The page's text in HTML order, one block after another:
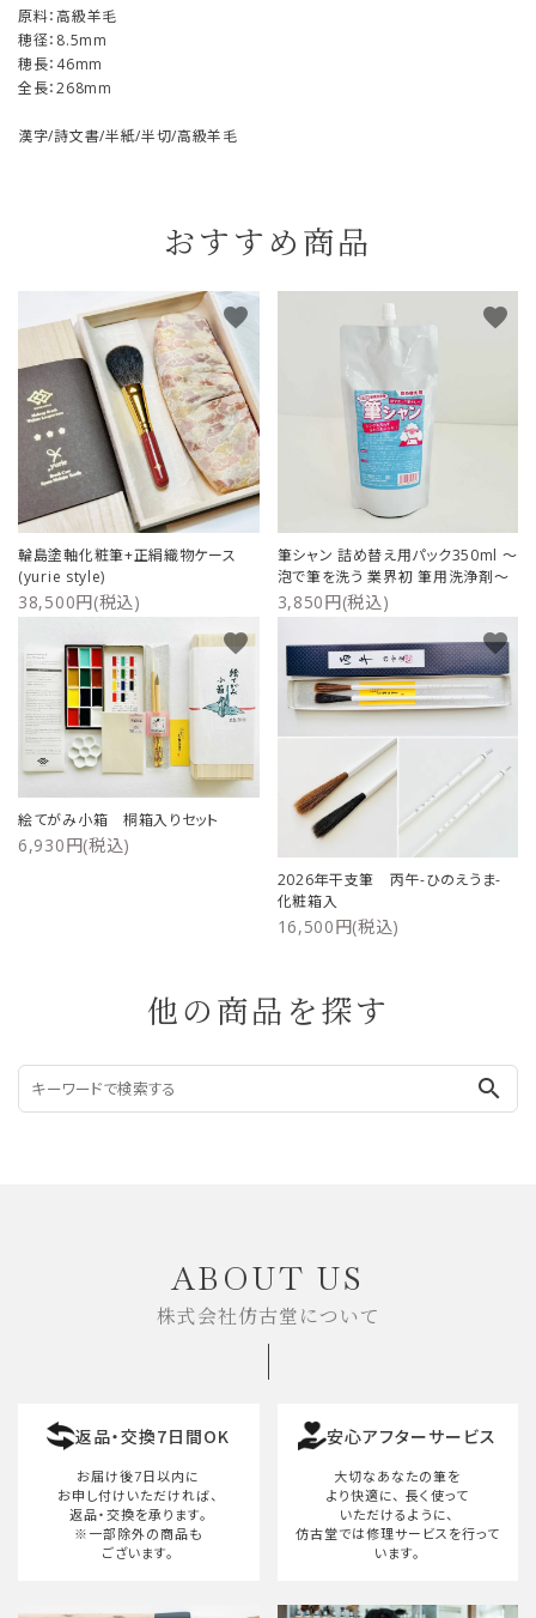
原料：高級羊毛
穂径：8.5mm
穂長：46mm
全長：268mm
漢字/詩文書/半紙/半切/高級羊毛
おすすめ商品
輪島塗軸化粧筆+正絹織物ケース
(yurie style)
38,500円(税込)
favorite
筆シャン 詰め替え用パック350ml ～
泡で筆を洗う 業界初 筆用洗浄剤～
3,850円(税込)
favorite
絵てがみ小箱 桐箱入りセット
6,930円(税込)
favorite
2026年干支筆 丙午-ひのえうま-
化粧箱入
16,500円(税込)
favorite
他の商品を探す
search
ABOUT US
株式会社仿古堂について
返品・交換7日間OK
お届け後7日以内に
お申し付けいただければ、
返品・交換を承ります。
※一部除外の商品も
ございます。
安心アフターサービス
大切なあなたの筆を
より快適に、 長く使って
いただけるように、
仿古堂では修理サービスを行って
います。